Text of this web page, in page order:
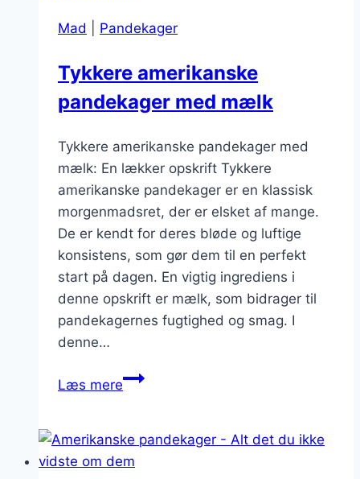
Mad Pandekager
Tykkere amerikanske
pandekager med mælk
Tykkere amerikanske pandekager med
mælk: En lækker opskrift Tykkere
amerikanske pandekager er en klassisk
morgenmadsret, der er elsket af mange.
De er kendt for deres bløde og luftige
konsistens, som gør dem til en perfekt
start på dagen. En vigtig ingrediens i
denne opskrift er mælk, som bidrager til
pandekagernes fugtighed og smag. I
denne…
Læs mereTykkere
med
mælk